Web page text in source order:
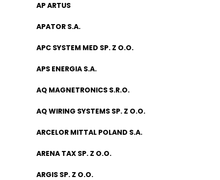
AP ARTUS
APATOR S.A.
APC SYSTEM MED SP. Z O.O.
APS ENERGIA S.A.
AQ MAGNETRONICS S.R.O.
AQ WIRING SYSTEMS SP. Z O.O.
ARCELOR MITTAL POLAND S.A.
ARENA TAX SP. Z O.O.
ARGIS SP. Z O.O.